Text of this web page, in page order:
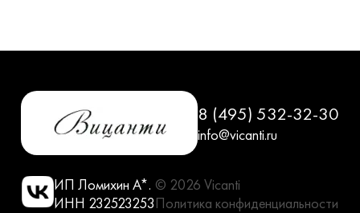
8 (495) 532-32-30
info@vicanti.ru
ИП Ломихин А*.
ИНН 232523253
© 2026 Vicanti
Политика конфиденциальности